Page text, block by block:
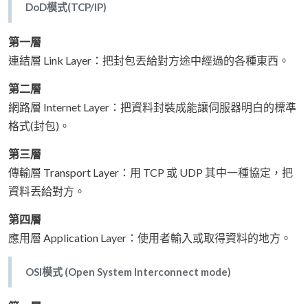
DoD模式(TCP/IP)
第一層
連結層 Link Layer：把封包丟給對方途中經過的各種東西。
第二層
網路層 Internet Layer：把資料封裝成能讓伺服器明白的標準
格式(封包)。
第三層
傳輸層 Transport Layer：用 TCP 或 UDP 其中一種協定，把
資料丟給對方。
第四層
應用層 Application Layer：使用者輸入或取得資料的地方。
OSI模式 (Open System Interconnect mode)